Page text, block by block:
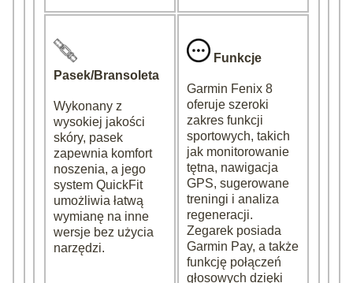
Pasek/Bransoleta
Wykonany z
wysokiej jakości
skóry, pasek
zapewnia komfort
noszenia, a jego
system QuickFit
umożliwia łatwą
wymianę na inne
wersje bez użycia
narzędzi.
Funkcje
Garmin Fenix 8
oferuje szeroki
zakres funkcji
sportowych, takich
jak monitorowanie
tętna, nawigacja
GPS, sugerowane
treningi i analiza
regeneracji.
Zegarek posiada
Garmin Pay, a także
funkcję połączeń
głosowych dzięki